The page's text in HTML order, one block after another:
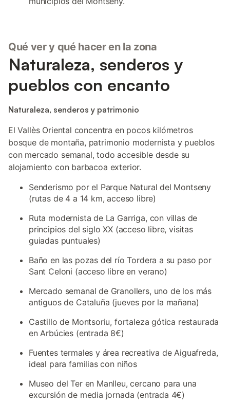
Qué ver y qué hacer en la zona
Naturaleza, senderos y
pueblos con encanto
Naturaleza, senderos y patrimonio
El Vallès Oriental concentra en pocos kilómetros
bosque de montaña, patrimonio modernista y pueblos
con mercado semanal, todo accesible desde su
alojamiento con barbacoa exterior.
Senderismo por el Parque Natural del Montseny
(rutas de 4 a 14 km, acceso libre)
Ruta modernista de La Garriga, con villas de
principios del siglo XX (acceso libre, visitas
guiadas puntuales)
Baño en las pozas del río Tordera a su paso por
Sant Celoni (acceso libre en verano)
Mercado semanal de Granollers, uno de los más
antiguos de Cataluña (jueves por la mañana)
Castillo de Montsoriu, fortaleza gótica restaurada
en Arbúcies (entrada 8€)
Fuentes termales y área recreativa de Aiguafreda,
ideal para familias con niños
Museo del Ter en Manlleu, cercano para una
excursión de media jornada (entrada 4€)